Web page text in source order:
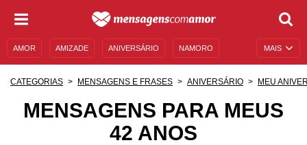
MAIS
AMOR AMIZADE ANIVERSÁRIO NAMORO
MENSAGENS DE ANIVERSÁRIO
CATEGORIAS MENSAGENS E FRASES ANIVERSÁRIO MEU
MENSAGENS PARA MEUS
42 ANOS